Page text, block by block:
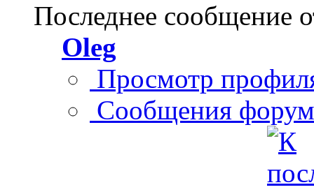
Последнее сообщение
Oleg
Просмотр
Сообщения